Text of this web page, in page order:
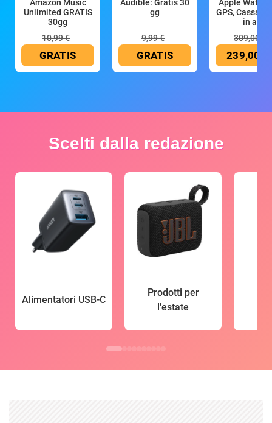
Amazon Music
Unlimited GRATIS
30gg
10,99 €
GRATIS
Audible: Gratis 30
gg
9,99 €
GRATIS
Apple Watch
GPS, Cassa
in all
309,00 €
239,00 €
Scelti dalla redazione
Alimentatori USB-C
Prodotti per
l'estate